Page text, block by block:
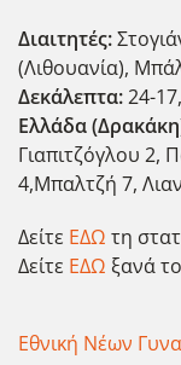
Διαιτητές:
(Λιθουανία),
Δεκάλεπτα:24-
Ελλάδα
Γιαπιτζόγλου 2,
4,Μπαλτζή 7,
Δείτε ΕΔΩ τη
Δείτε ΕΔΩ ξανά
Εθνική Νέων